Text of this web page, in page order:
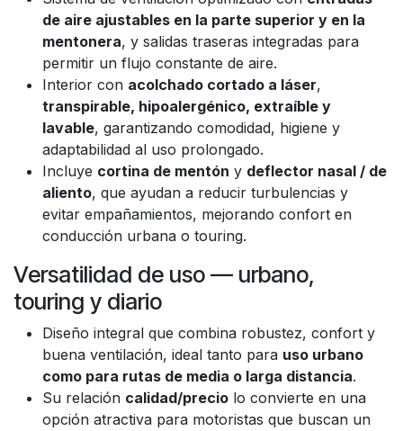
de aire ajustables en la parte superior y en la
mentonera, y salidas traseras integradas para
permitir un flujo constante de aire.
Interior con acolchado cortado a láser,
transpirable, hipoalergénico, extraíble y
lavable, garantizando comodidad, higiene y
adaptabilidad al uso prolongado.
Incluye cortina de mentón y deflector nasal / de
aliento, que ayudan a reducir turbulencias y
evitar empañamientos, mejorando confort en
conducción urbana o touring.
Versatilidad de uso — urbano,
touring y diario
Diseño integral que combina robustez, confort y
buena ventilación, ideal tanto para uso urbano
como para rutas de media o larga distancia.
Su relación calidad/precio lo convierte en una
opción atractiva para motoristas que buscan un